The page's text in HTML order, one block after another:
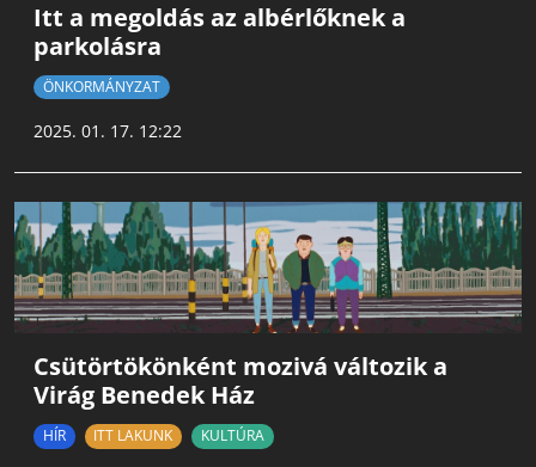
Itt a megoldás az albérlőknek a
parkolásra
ÖNKORMÁNYZAT
2025. 01. 17. 12:22
Csütörtökönként mozivá változik a
Virág Benedek Ház
HÍR ITT LAKUNK KULTÚRA